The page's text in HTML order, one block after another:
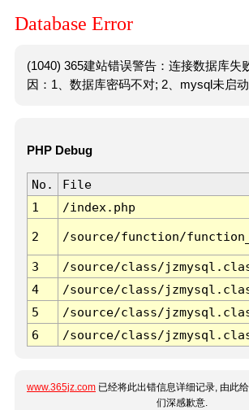
Database Error
(1040) 365建站错误警告：连接数据库失
因：1、数据库密码不对; 2、mysql未启动
PHP Debug
No. File
1
/index.php
2 /source/function/
3 /source/class/
4
/source/class/
5
/source/class/
6
/source/class/
www.365jz.com 已经将此出错信息详细记录, 由此
们深感歉意.